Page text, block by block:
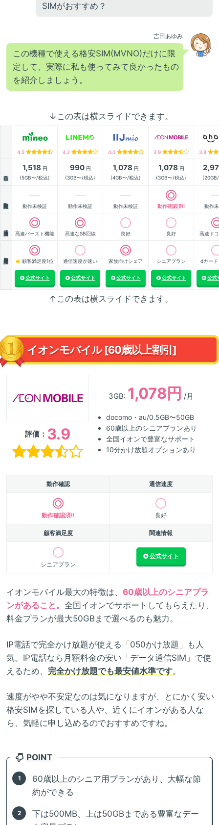
SIMがおすすめ？
吉田あゆみ
この機種で使える格安SIM(MVNO)だけに限
定して、実際に私も使ってみて良かったもの
を紹介しましょう。
↓この表は横スライドできます。
4.5 4.2 4.0 3.9 3.8
1,518 円
(5GB〜/税込)
990円
(3GB〜/税込)
1,078 円
(4GB〜/税込)
1,078 円
(3GB〜/税込)
動作未検証 動作未検証 動作未検証 動作確認済!! 動作
高速バースト機能 高速なSB回線 良好 良好 高速ド
顧客満足度1位 通信速度が速い 家族向けシェア シニアプラン dカード
公式サイト 公式サイト 公式サイト 公式サイト 公式
↑この表は横スライドできます。
イオンモバイル [60歳以上割引]
評価： 3.9
3GB: 1,078円 /月
docomo・au/0.5GB〜50GB
60歳以上のシニアプランあり
全国イオンで豊富なサポート
10分かけ放題オプションあり
動作確認 通信速度
動作確認済!! 良好
顧客満足度 関連情報
シニアプラン
公式サイト
イオンモバイル最大の特徴は、 60歳以上のシニアプラ
ンがあること。 全国イオンでサポートしてもらえたり、
料金プランが最大50GBまで選べるのも魅力。
IP電話で完全かけ放題が使える「050かけ放題」も人
気。IP電話なら月額料金の安い「データ通信SIM」で使
えるため、 完全かけ放題でも最安値水準です。
速度がやや不安定なのは気になりますが、とにかく安い
格安SIMを探している人や、近くにイオンがある人な
ら、気軽に申し込めるのでおすすめですね。
POINT
60歳以上のシニア用プランがあり、大幅な節
約ができる
下は500MB、上は50GBまである豊富なデー